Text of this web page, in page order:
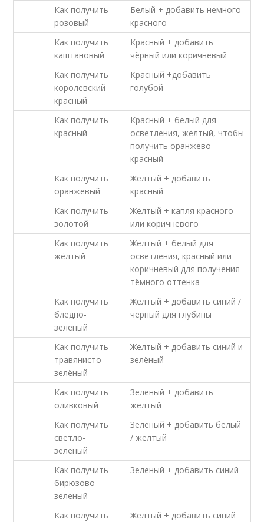
Как получить
розовый
Белый + добавить немного
красного
Как получить
каштановый
Красный + добавить
чёрный или коричневый
Как получить
королевский
красный
Красный +добавить
голубой
Как получить
красный
Красный + белый для
осветления, жёлтый, чтобы
получить оранжево-
красный
Как получить
оранжевый
Жёлтый + добавить
красный
Как получить
золотой
Жёлтый + капля красного
или коричневого
Как получить
жёлтый
Жёлтый + белый для
осветления, красный или
коричневый для получения
тёмного оттенка
Как получить
бледно-
зелёный
Жёлтый + добавить синий /
чёрный для глубины
Как получить
травянисто-
зелёный
Жёлтый + добавить синий и
зелёный
Как получить
оливковый
Зеленый + добавить
желтый
Как получить
светло-
зеленый
Зеленый + добавить белый
/ желтый
Как получить
бирюзово-
зеленый
Зеленый + добавить синий
Как получить
Желтый + добавить синий